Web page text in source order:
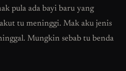
pula ada bayi baru yang
tu meninggi. Mak aku jenis
Mungkin sebab tu benda